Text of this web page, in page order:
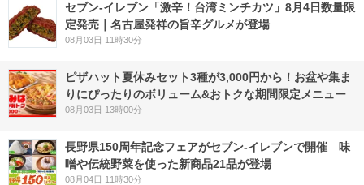
セブン-イレブン「激辛！台湾ミンチカツ」8月4日数量限
定発売｜名古屋発祥の旨辛グルメが登場
08月03日 11時30分
ピザハット夏休みセット3種が3,000円から！お盆や集ま
りにぴったりのボリューム&おトクな期間限定メニュー
08月03日 13時00分
長野県150周年記念フェアがセブン-イレブンで開催 味
噌や伝統野菜を使った新商品21品が登場
08月04日 11時30分